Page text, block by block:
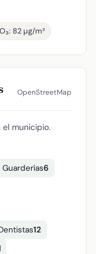
O₃: 82 µg/m³
OpenStreetMap
municipio.
Guarderías6
12